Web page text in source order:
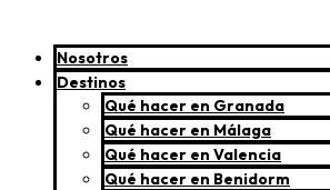
Nosotros
Destinos
Qué hacer en Granada
Qué hacer en Málaga
Qué hacer en Valencia
Qué hacer en Benidorm